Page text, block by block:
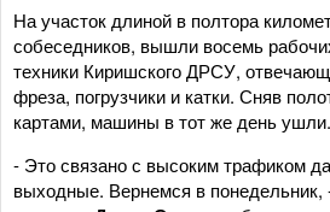
На участок длиной в полтора
собеседников, вышли восемь
техники Киришского ДРСУ,
фреза, погрузчики и катки. Сняв
картами, машины в тот же день ушли.
- Это связано с высоким трафиком
выходные. Вернемся в понедельник,